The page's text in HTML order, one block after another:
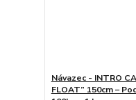
Návazec - INTRO
FLOAT” 150cm –